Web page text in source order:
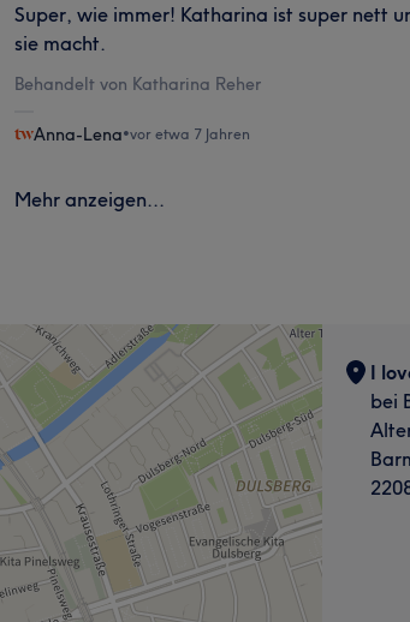
Super, wie immer! Katharina ist super nett
sie macht.
Behandelt von Katharina Reher
Anna-Lena•vor etwa 7 Jahren
Mehr anzeigen...
I
bei